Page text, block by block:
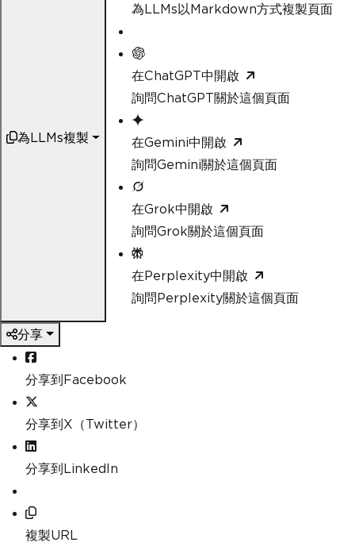
為LLMs複製
為LLMs以Markdown方式複製頁面
在ChatGPT中開啟
詢問ChatGPT關於這個頁面
在Gemini中開啟
詢問Gemini關於這個頁面
在Grok中開啟
詢問Grok關於這個頁面
在Perplexity中開啟
詢問Perplexity關於這個頁面
分享
分享到Facebook
分享到X（Twitter）
分享到LinkedIn
複製URL